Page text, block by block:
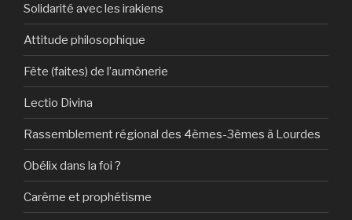
Solidarité avec les irakiens
Attitude philosophique
Fête (faites) de l’aumônerie
Lectio Divina
Rassemblement régional des 4èmes-3èmes à Lourdes
Obélix dans la foi ?
Carême et prophétisme